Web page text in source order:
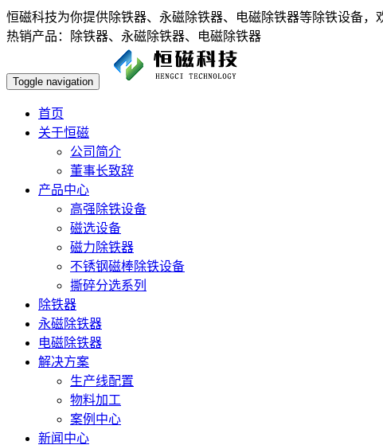
恒磁科技为你提供除铁器、永磁除铁器、电磁除铁器等除铁设备，
热销产品：除铁器、永磁除铁器、电磁除铁器
Toggle navigation
首页
关于恒磁
公司简介
董事长致辞
产品中心
高强除铁设备
磁选设备
磁力除铁器
不锈钢磁棒除铁设备
撕碎分选系列
除铁器
永磁除铁器
电磁除铁器
解决方案
生产线配置
物料加工
案例中心
新闻中心